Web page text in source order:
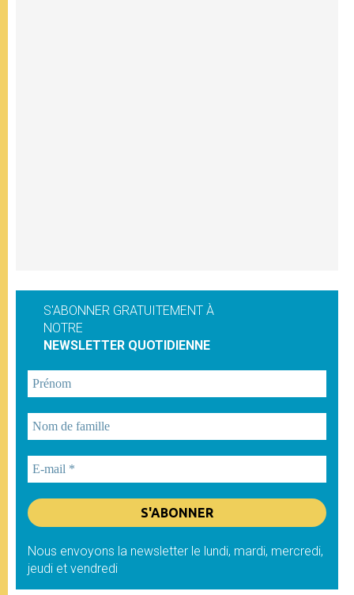
S'ABONNER GRATUITEMENT À
NOTRE
NEWSLETTER QUOTIDIENNE
Nous envoyons la newsletter le lundi, mardi, mercredi,
jeudi et vendredi